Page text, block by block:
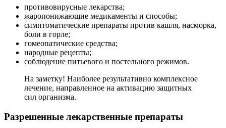
противовирусные лекарства;
жаропонижающие медикаменты и способы;
симптоматические препараты против кашля, насморка,
боли в горле;
гомеопатические средства;
народные рецепты;
соблюдение питьевого и постельного режимов.
На заметку! Наиболее результативно комплексное
лечение, направленное на активацию защитных
сил организма.
Разрешенные лекарственные препараты